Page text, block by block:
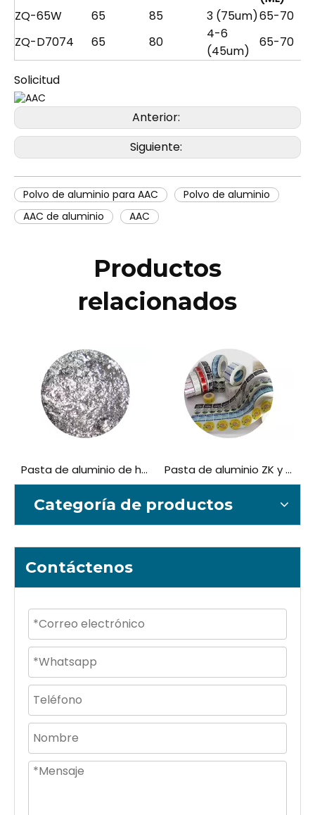
ZQ-65W
65 85 3 (75um)65-70
ZQ-D7074
65 80
4-6
(45um)
65-70
Solicitud
Anterior:
Siguiente:
Polvo de aluminio para AAC
Polvo de aluminio
AAC de aluminio
AAC
Productos
relacionados
Pasta de aluminio de hoja premium Pasta de aluminio ZK y OP Series
Categoría de productos
Contáctenos